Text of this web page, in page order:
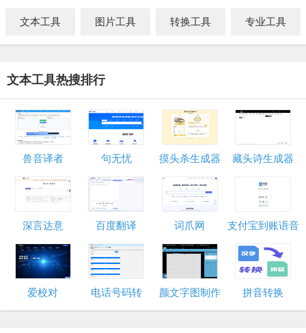
文本工具 图片工具 转换工具 专业工具
文本工具热搜排行
兽音译者 句无忧 摸头杀生成器 藏头诗生成器
深言达意 百度翻译 词爪网 支付宝到账语音
生成器
爱校对 电话号码转 颜文字图制作 拼音转换